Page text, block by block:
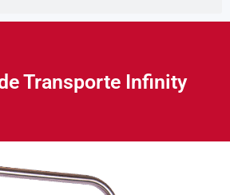
Transporte Infinity